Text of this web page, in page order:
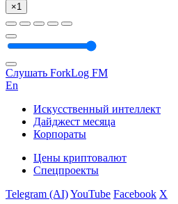
×1
Слушать ForkLog FM
En
Искусственный интеллект
Дайджест месяца
Корпораты
Цены криптовалют
Спецпроекты
Telegram (AI)YouTube Facebook X